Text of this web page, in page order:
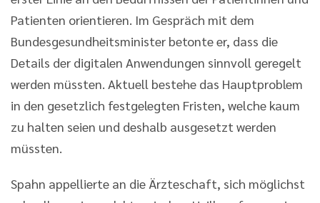
Patienten orientieren. Im Gespräch mit dem
Bundesgesundheitsminister betonte er, dass die
Details der digitalen Anwendungen sinnvoll geregelt
werden müssten. Aktuell bestehe das Hauptproblem
in den gesetzlich festgelegten Fristen, welche kaum
zu halten seien und deshalb ausgesetzt werden
müssten.
Spahn appellierte an die Ärzteschaft, sich möglichst